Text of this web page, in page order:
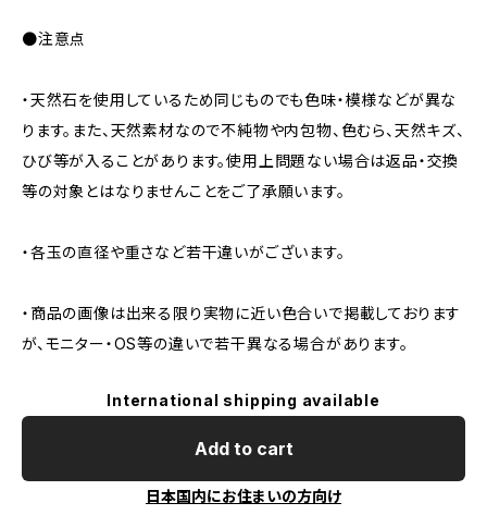
●注意点
・天然石を使用しているため同じものでも色味・模様などが異な
ります。また、天然素材なので不純物や内包物、色むら、天然キズ、
ひび等が入ることがあります。使用上問題ない場合は返品・交換
等の対象とはなりませんことをご了承願います。
・各玉の直径や重さなど若干違いがございます。
・商品の画像は出来る限り実物に近い色合いで掲載しております
が、モニター・OS等の違いで若干異なる場合があります。
International shipping available
Add to cart
日本国内にお住まいの方向け